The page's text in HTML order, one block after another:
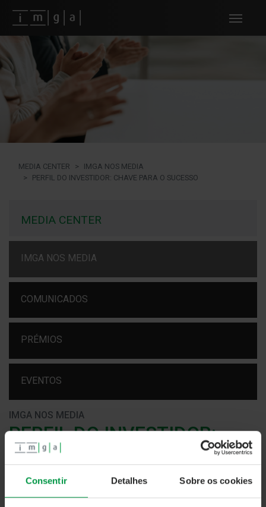
Consentir Detalhes Sobre os cookies
Fundos imga
MEDIA CENTER
IMGA NOS MEDIA
PERFIL DO INVESTIDOR: CHAVE PARA O SUCESSO
MEDIA CENTER
IMGA NOS MEDIA
COMUNICADOS
PRÉMIOS
EVENTOS
IMGA NOS MEDIA
PERFIL DO INVESTIDOR:
CHAVE PARA O SUCESSO
23 novembro 2018
Hoje mais do que nunca, com a diversificação dos